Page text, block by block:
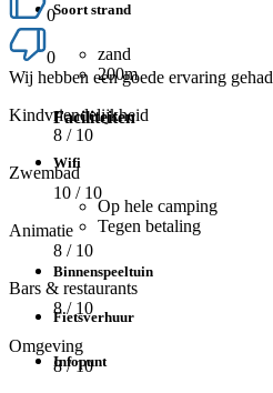
Soort strand
zand
200m
Faciliteiten
Wifi
Op hele camping
Tegen betaling
Binnenspeeltuin
Fietsverhuur
Infopunt
0
0
Wij hebben een goede ervaring gehad
Kindvriendelijkheid
8 / 10
Zwembad
10 / 10
Animatie
8 / 10
Bars & restaurants
8/ 10
Omgeving
8/ 10